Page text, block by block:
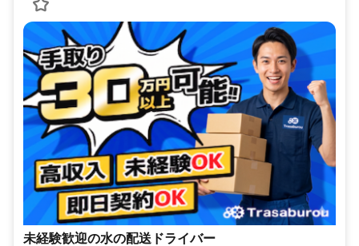
未経験歓迎の水の配送ドライバー